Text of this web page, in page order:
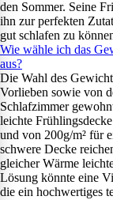
den Sommer. Seine
ihn zur perfekten
gut schlafen zu
Wie wähle ich das
aus?
Die Wahl des
Vorlieben sowie von
Schlafzimmer
leichte
und von 200g/m² für
schwere Decke
gleicher Wärme
Lösung könnte eine
die ein hochwertiges